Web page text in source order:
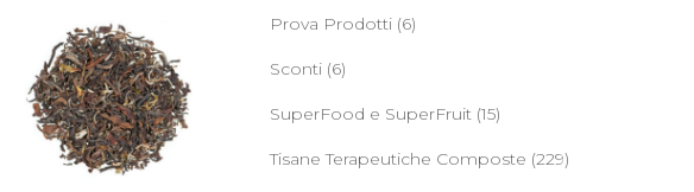
Prova Prodotti (6)
Sconti (6)
SuperFood e SuperFruit (15)
Tisane Terapeutiche Composte (229)